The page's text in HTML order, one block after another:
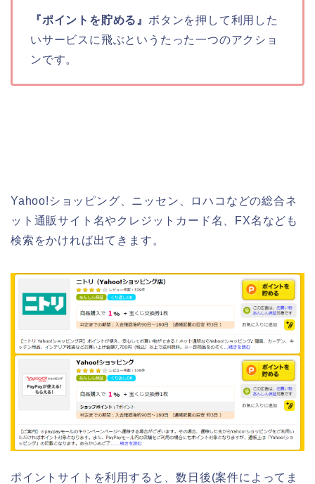
『ポイントを貯める』 ボタンを押して利用した
いサービスに飛ぶというたった一つのアクショ
ンです。
Yahoo!ショッピング、ニッセン、ロハコなどの総合ネ
ット通販サイト名やクレジットカード名、FX名なども
検索をかければ出てきます。
ポイントサイトを利用すると、数日後(案件によってま